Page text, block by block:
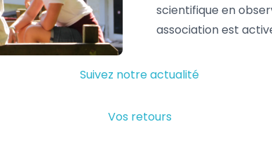
scientifique en
association est
Suivez notre actualité
Vos retours